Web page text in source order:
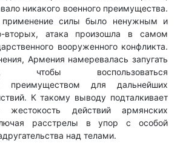
никакого военного преимущества.
силы было ненужным и
вторых, атака произошла в самом
вооруженного конфликта.
Армения намеревалась запугать
чтобы воспользоваться
преимуществом для дальнейших
К такому выводу подталкивает
жестокость действий армянских
расстрелы в упор с особой
над телами.